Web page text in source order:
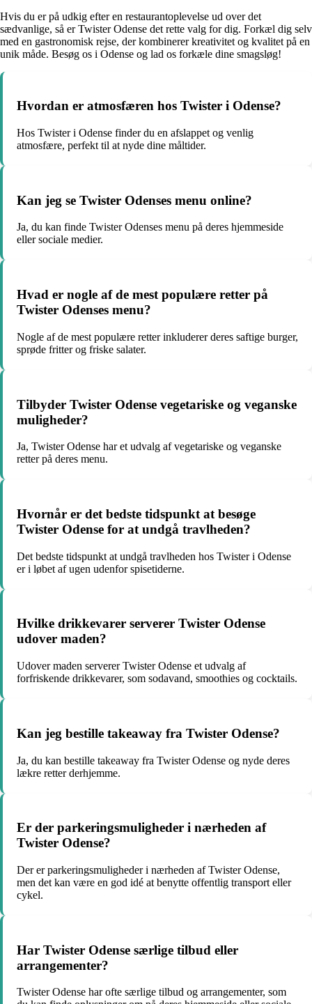
Hvis du er på udkig efter en restaurantoplevelse ud over det
sædvanlige, så er Twister Odense det rette valg for dig. Forkæl dig selv
med en gastronomisk rejse, der kombinerer kreativitet og kvalitet på en
unik måde. Besøg os i Odense og lad os forkæle dine smagsløg!
Hvordan er atmosfæren hos Twister i Odense?
Hos Twister i Odense finder du en afslappet og venlig
atmosfære, perfekt til at nyde dine måltider.
Kan jeg se Twister Odenses menu online?
Ja, du kan finde Twister Odenses menu på deres hjemmeside
eller sociale medier.
Hvad er nogle af de mest populære retter på
Twister Odenses menu?
Nogle af de mest populære retter inkluderer deres saftige burger,
sprøde fritter og friske salater.
Tilbyder Twister Odense vegetariske og veganske
muligheder?
Ja, Twister Odense har et udvalg af vegetariske og veganske
retter på deres menu.
Hvornår er det bedste tidspunkt at besøge
Twister Odense for at undgå travlheden?
Det bedste tidspunkt at undgå travlheden hos Twister i Odense
er i løbet af ugen udenfor spisetiderne.
Hvilke drikkevarer serverer Twister Odense
udover maden?
Udover maden serverer Twister Odense et udvalg af
forfriskende drikkevarer, som sodavand, smoothies og cocktails.
Kan jeg bestille takeaway fra Twister Odense?
Ja, du kan bestille takeaway fra Twister Odense og nyde deres
lækre retter derhjemme.
Er der parkeringsmuligheder i nærheden af
Twister Odense?
Der er parkeringsmuligheder i nærheden af Twister Odense,
men det kan være en god idé at benytte offentlig transport eller
cykel.
Har Twister Odense særlige tilbud eller
arrangementer?
Twister Odense har ofte særlige tilbud og arrangementer, som